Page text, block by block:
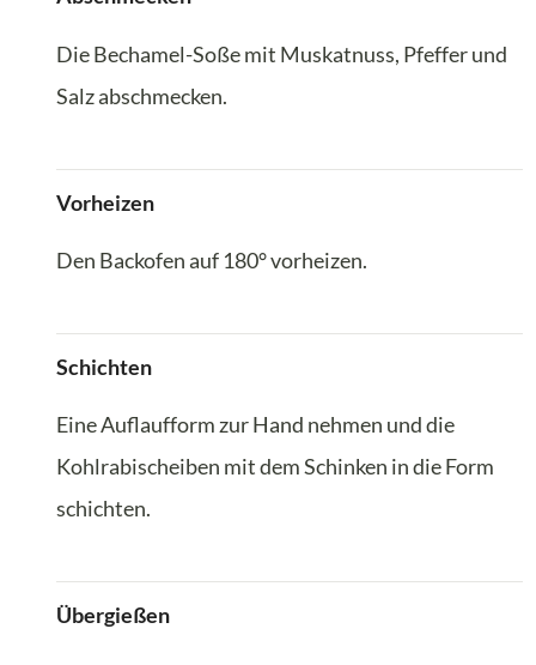
Die Bechamel-Soße mit Muskatnuss, Pfeffer und
Salz abschmecken.
Vorheizen
Den Backofen auf 180° vorheizen.
Schichten
Eine Auflaufform zur Hand nehmen und die
Kohlrabischeiben mit dem Schinken in die Form
schichten.
Übergießen